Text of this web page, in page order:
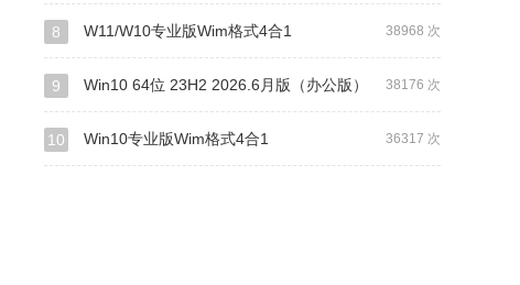
38968 次
8 W11/W10专业版Wim格式4合1
38176 次
9 Win10 64位 23H2 2026.6月版（办公版）
36317 次
10 Win10专业版Wim格式4合1